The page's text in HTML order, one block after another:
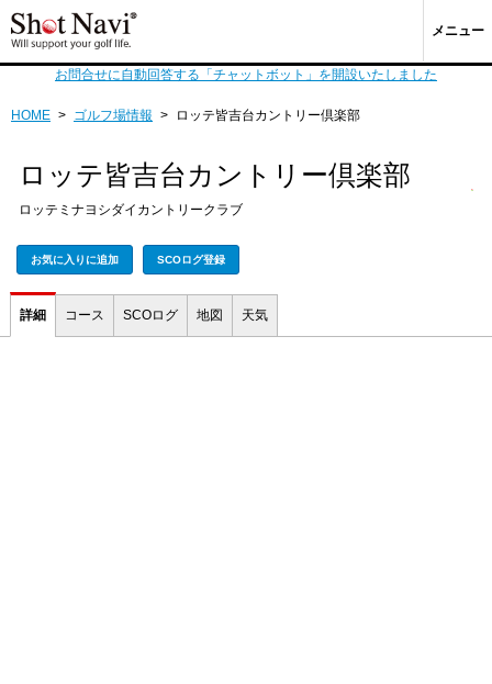
メニュー
お問合せに自動回答する「チャットボット」を開設いたしました
HOME > ゴルフ場情報 > ロッテ皆吉台カントリー倶楽部
ロッテ皆吉台カントリー倶楽部
ロッテミナヨシダイカントリークラブ
お気に入りに追加 SCOログ登録
詳細 コース SCOログ 地図 天気